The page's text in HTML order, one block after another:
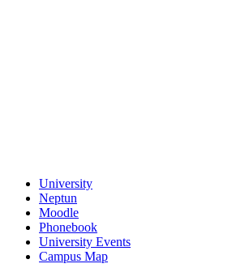
University
Neptun
Moodle
Phonebook
University Events
Campus Map